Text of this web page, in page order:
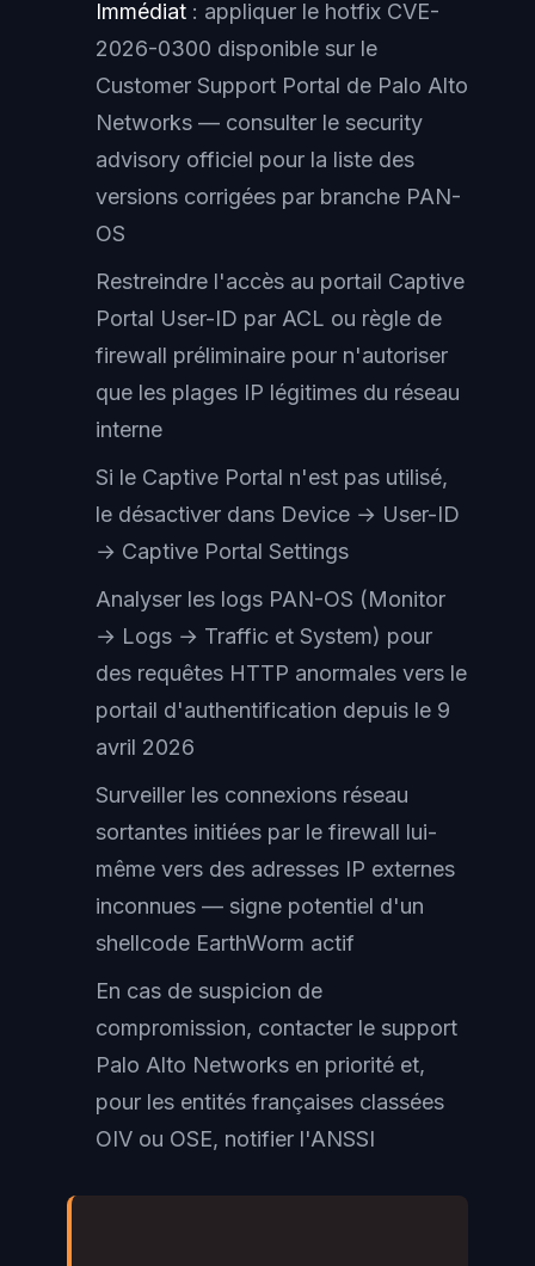
Immédiat : appliquer le hotfix CVE-
2026-0300 disponible sur le
Customer Support Portal de Palo Alto
Networks — consulter le security
advisory officiel pour la liste des
versions corrigées par branche PAN-
OS
Restreindre l'accès au portail Captive
Portal User-ID par ACL ou règle de
firewall préliminaire pour n'autoriser
que les plages IP légitimes du réseau
interne
Si le Captive Portal n'est pas utilisé,
le désactiver dans Device → User-ID
→ Captive Portal Settings
Analyser les logs PAN-OS (Monitor
→ Logs → Traffic et System) pour
des requêtes HTTP anormales vers le
portail d'authentification depuis le 9
avril 2026
Surveiller les connexions réseau
sortantes initiées par le firewall lui-
même vers des adresses IP externes
inconnues — signe potentiel d'un
shellcode EarthWorm actif
En cas de suspicion de
compromission, contacter le support
Palo Alto Networks en priorité et,
pour les entités françaises classées
OIV ou OSE, notifier l'ANSSI